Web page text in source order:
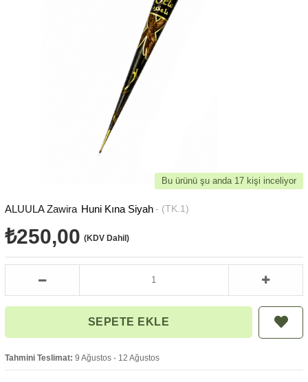
Bu ürünü şu anda 17 kişi inceliyor
ALUULA Zawira Huni Kına Siyah (TK.1)
₺250,00 (KDV Dahil)
Tahmini Teslimat: 9 Ağustos - 12 Ağustos